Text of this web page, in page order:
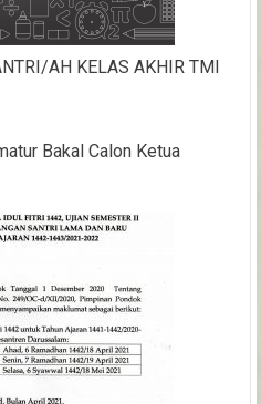
AH KELAS AKHIR TMI
Bakal Calon Ketua